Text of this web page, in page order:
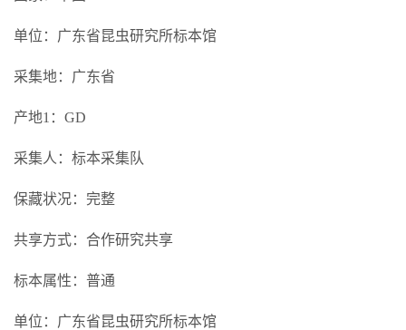
单位：广东省昆虫研究所标本馆
采集地：广东省
产地1：GD
采集人：标本采集队
保藏状况：完整
共享方式：合作研究共享
标本属性：普通
单位：广东省昆虫研究所标本馆